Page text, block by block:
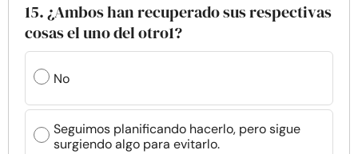
15. ¿Ambos han recuperado sus respectivas
cosas el uno del otro1?
No
Seguimos planificando hacerlo, pero sigue
surgiendo algo para evitarlo.